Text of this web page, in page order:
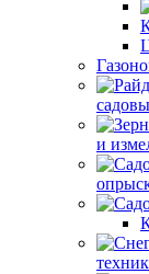
и